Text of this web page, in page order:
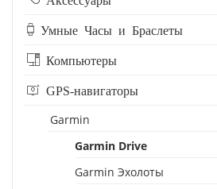
Умные Часы и Браслеты
Компьютеры
GPS-навигаторы
Garmin
Garmin Drive
Garmin Эхолоты